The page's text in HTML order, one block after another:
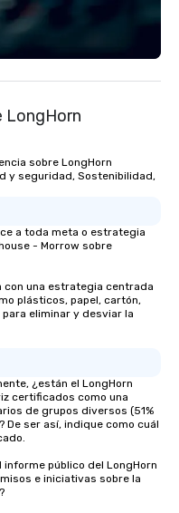
LongHorn
sobre LongHorn
y seguridad, Sostenibilidad,
a toda meta o estrategia
- Morrow sobre
con una estrategia centrada
plásticos, papel, cartón,
eliminar y desviar la
¿están el LongHorn
certificados como una
de grupos diversos (51%
De ser así, indique como cuál
público del LongHorn
e iniciativas sobre la